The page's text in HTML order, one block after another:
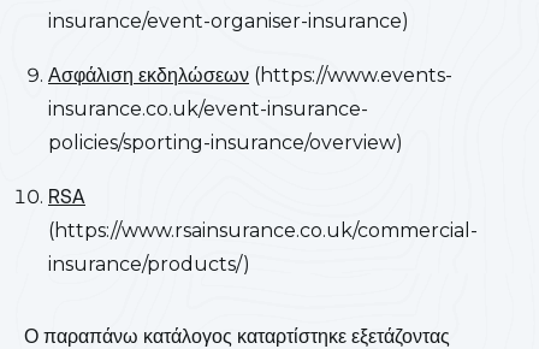
insurance/event-organiser-insurance)
Ασφάλιση εκδηλώσεων (https://www.events-
insurance.co.uk/event-insurance-
policies/sporting-insurance/overview)
RSA
(https://www.rsainsurance.co.uk/commercial-
insurance/products/)
Ο παραπάνω κατάλογος καταρτίστηκε εξετάζοντας